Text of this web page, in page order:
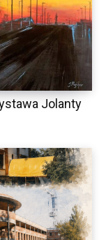
Jolanty